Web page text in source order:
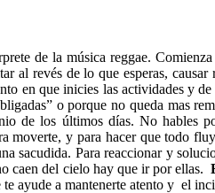
de la música reggae.
revés de lo que esperas,
en que inicies las actividades y
o porque no queda mas
de los últimos días. No hables
y para hacer que todo
Para reaccionar y
caen del cielo hay que ir por ellas.
ayude a mantenerte atento y el